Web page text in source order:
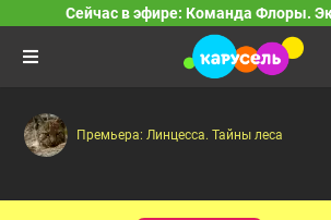
Сейчас в эфире: Команда Флоры.
Мусорщик — Грибное нашествие
24:00
Песенки Фортуны
Команда Флоры.
Антифлорус — Нефтяноид
Премьера: Линцесса. Тайны леса